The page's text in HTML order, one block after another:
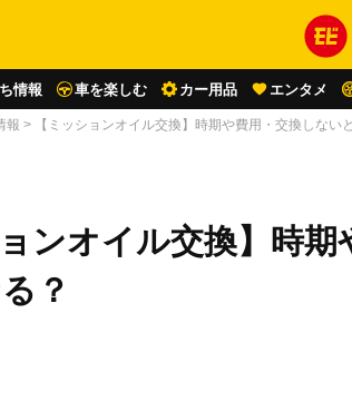
情報 車を楽しむ カー用品 エンタメ
報 > 【ミッションオイル交換】時期や費用・交換しない
ンオイル交換】時期
？